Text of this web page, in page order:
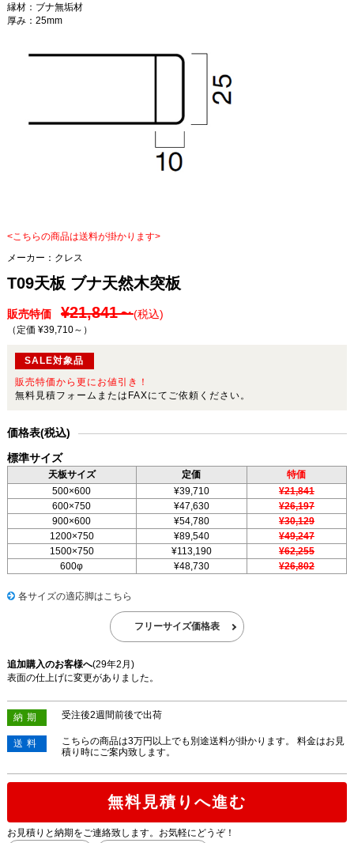
縁材：ブナ無垢材
厚み：25mm
<こちらの商品は送料が掛かります>
メーカー： クレス
T09天板 ブナ天然木突板
販売特価 ¥21,841～(税込)
（定価 ¥39,710～ ）
SALE対象品
販売特価から更にお値引き！
無料見積フォームまたはFAXにてご依頼ください。
価格表(税込)
標準サイズ
天板サイズ 定価
特価
500×600
¥39,710
¥21,841
600×750
¥47,630
¥26,197
900×600
¥54,780
¥30,129
1200×750
¥89,540
¥49,247
1500×750
¥113,190
¥62,255
600φ
¥48,730 ¥26,802
各サイズの適応脚はこちら
フリーサイズ価格表
追加購入のお客様へ(29年2月)
表面の仕上げに変更がありました。
納期 受注後2週間前後で出荷
送料
こちらの商品は3万円以上でも別途送料が掛かります。 料金はお見
積り時にご案内致します。
無料見積りへ進む
お見積りと納期をご連絡致します。お気軽にどうぞ！